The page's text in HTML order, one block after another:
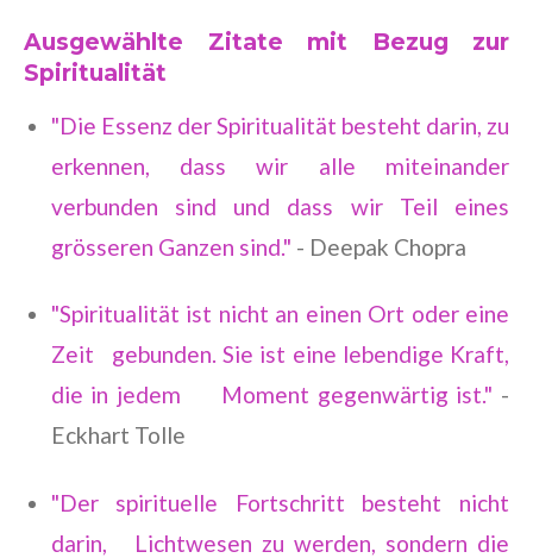
Ausgewählte Zitate mit Bezug zur
Spiritualität
"Die Essenz der Spiritualität besteht darin, zu
erkennen, dass wir alle miteinander
verbunden sind und dass wir Teil eines
grösseren Ganzen sind." - Deepak Chopra
"Spiritualität ist nicht an einen Ort oder eine
Zeit gebunden. Sie ist eine lebendige Kraft,
die in jedem Moment gegenwärtig ist." -
Eckhart Tolle
"Der spirituelle Fortschritt besteht nicht
darin, Lichtwesen zu werden, sondern die